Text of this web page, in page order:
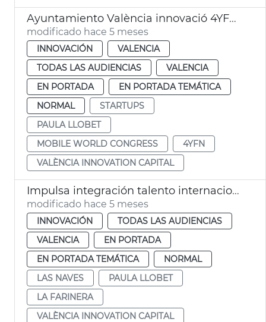
Ayuntamiento València innovació 4YFN Mobile World Congress
modificado hace 5 meses
INNOVACIÓN
VALENCIA
TODAS LAS AUDIENCIAS
VALENCIA
EN PORTADA
EN PORTADA TEMÁTICA
NORMAL
STARTUPS
PAULA LLOBET
MOBILE WORLD CONGRESS
4YFN
VALÈNCIA INNOVATION CAPITAL
Impulsa integración talento internacional València Nomads Hub
modificado hace 5 meses
INNOVACIÓN
TODAS LAS AUDIENCIAS
VALENCIA
EN PORTADA
EN PORTADA TEMÁTICA
NORMAL
LAS NAVES
PAULA LLOBET
LA FARINERA
VALÈNCIA INNOVATION CAPITAL